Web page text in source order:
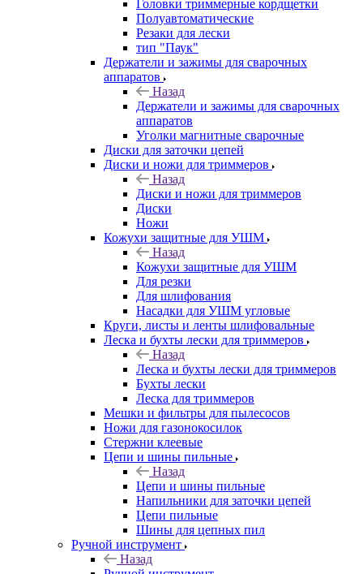
Головки триммерные кордщетки
Полуавтоматические
Резаки для лески
тип "Паук"
Держатели и зажимы для сварочных
аппаратов
Назад
Держатели и зажимы для сварочных
аппаратов
Уголки магнитные сварочные
Диски для заточки цепей
Диски и ножи для триммеров
Назад
Диски и ножи для триммеров
Диски
Ножи
Кожухи защитные для УШМ
Назад
Кожухи защитные для УШМ
Для резки
Для шлифования
Насадки для УШМ угловые
Круги, листы и ленты шлифовальные
Леска и бухты лески для триммеров
Назад
Леска и бухты лески для триммеров
Бухты лески
Леска для триммеров
Мешки и фильтры для пылесосов
Ножи для газонокосилок
Стержни клеевые
Цепи и шины пильные
Назад
Цепи и шины пильные
Напильники для заточки цепей
Цепи пильные
Шины для цепных пил
Ручной инструмент
Назад